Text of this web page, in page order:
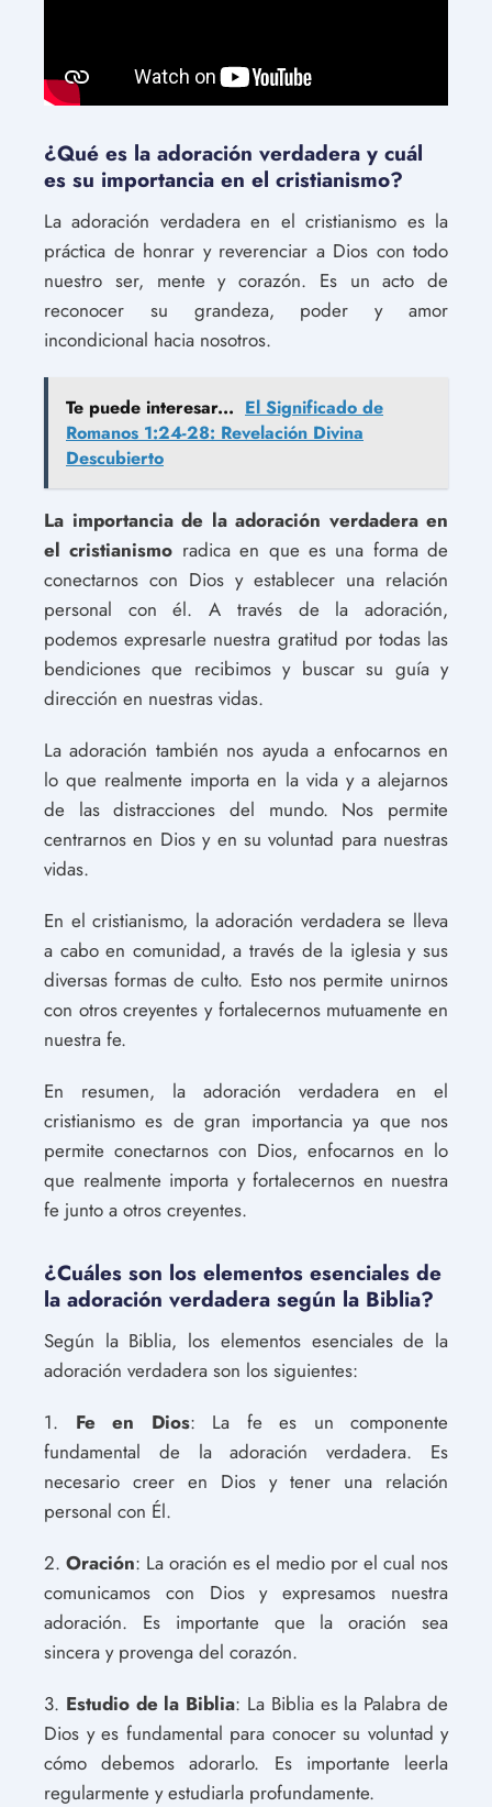
¿Qué es la adoración verdadera y cuál
es su importancia en el cristianismo?
La adoración verdadera en el cristianismo es la
práctica de honrar y reverenciar a Dios con todo
nuestro ser, mente y corazón. Es un acto de
reconocer su grandeza, poder y amor
incondicional hacia nosotros.
Te puede interesar... El Significado de
Romanos 1:24-28: Revelación Divina
Descubierto
La importancia de la adoración verdadera en
el cristianismo radica en que es una forma de
conectarnos con Dios y establecer una relación
personal con él. A través de la adoración,
podemos expresarle nuestra gratitud por todas las
bendiciones que recibimos y buscar su guía y
dirección en nuestras vidas.
La adoración también nos ayuda a enfocarnos en
lo que realmente importa en la vida y a alejarnos
de las distracciones del mundo. Nos permite
centrarnos en Dios y en su voluntad para nuestras
vidas.
En el cristianismo, la adoración verdadera se lleva
a cabo en comunidad, a través de la iglesia y sus
diversas formas de culto. Esto nos permite unirnos
con otros creyentes y fortalecernos mutuamente en
nuestra fe.
En resumen, la adoración verdadera en el
cristianismo es de gran importancia ya que nos
permite conectarnos con Dios, enfocarnos en lo
que realmente importa y fortalecernos en nuestra
fe junto a otros creyentes.
¿Cuáles son los elementos esenciales de
la adoración verdadera según la Biblia?
Según la Biblia, los elementos esenciales de la
adoración verdadera son los siguientes:
1. Fe en Dios: La fe es un componente
fundamental de la adoración verdadera. Es
necesario creer en Dios y tener una relación
personal con Él.
2. Oración: La oración es el medio por el cual nos
comunicamos con Dios y expresamos nuestra
adoración. Es importante que la oración sea
sincera y provenga del corazón.
3. Estudio de la Biblia: La Biblia es la Palabra de
Dios y es fundamental para conocer su voluntad y
cómo debemos adorarlo. Es importante leerla
regularmente y estudiarla profundamente.